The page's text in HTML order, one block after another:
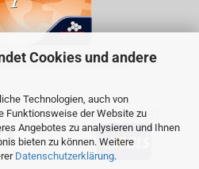
Cookies und andere
Technologien, auch von
Funktionsweise der Website zu
Angebotes zu analysieren und Ihnen
bieten zu können. Weitere
Datenschutzerklärung.
erhältlichen Produkte
VERSANDART: